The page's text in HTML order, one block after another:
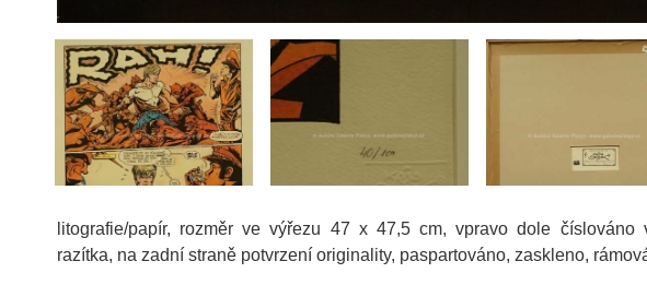
litografie/papír, rozměr ve výřezu 47 x 47,5 cm, vpravo dole číslováno
razítka, na zadní straně potvrzení originality, paspartováno, zaskleno,